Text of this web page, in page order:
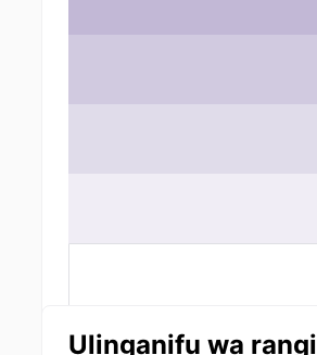
Ulinganifu wa rangi